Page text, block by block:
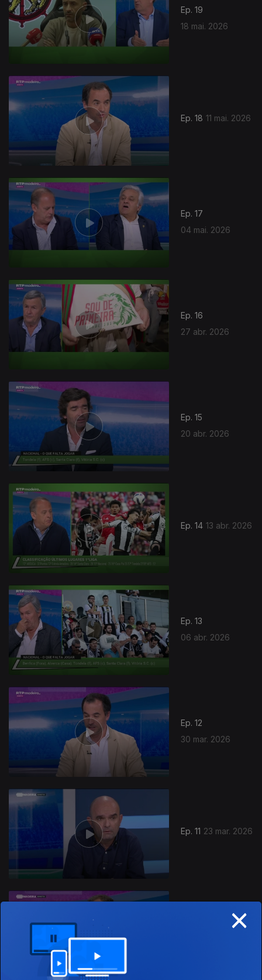
Ep. 19
18 mai. 2026
Ep. 18 11 mai. 2026
Ep. 17
04 mai. 2026
Ep. 16
27 abr. 2026
Ep. 15
20 abr. 2026
Ep. 14 13 abr. 2026
Ep. 13
06 abr. 2026
Ep. 12
30 mar. 2026
Ep. 11 23 mar. 2026
915864
×